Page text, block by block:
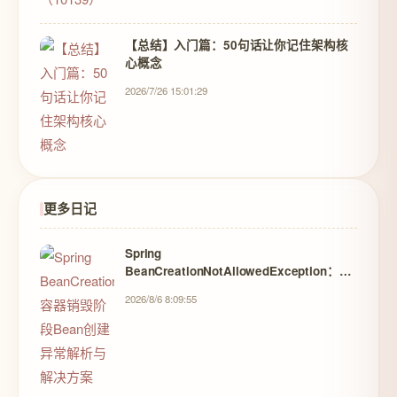
【总结】入门篇：50句话让你记住架构核
心概念
2026/7/26 15:01:29
更多日记
Spring
BeanCreationNotAllowedException：容
2026/8/6 8:09:55